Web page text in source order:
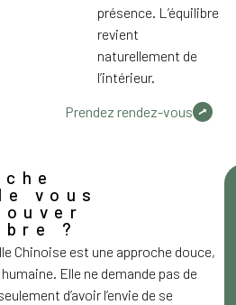
présence. L’équilibre
revient
naturellement de
l’intérieur.
Prendez rendez-vous
vous
?
Chinoise est une approche douce,
Elle ne demande pas de
d’avoir l’envie de se